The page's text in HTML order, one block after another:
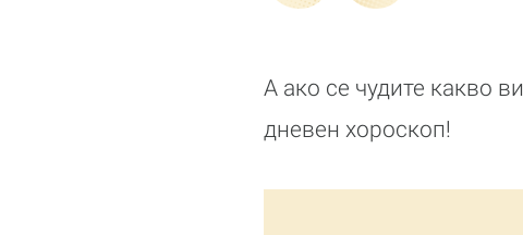
А ако се чудите какво
дневен хороскоп!